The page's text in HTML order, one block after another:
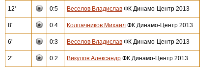
12' 0:5 Веселов Владислав ФК Динамо-Центр 2013
8' 0:4 Колпачников Михаил ФК Динамо-Центр 2013
6' 0:3 Веселов Владислав ФК Динамо-Центр 2013
2' 0:2 Викулов Александр ФК Динамо-Центр 2013